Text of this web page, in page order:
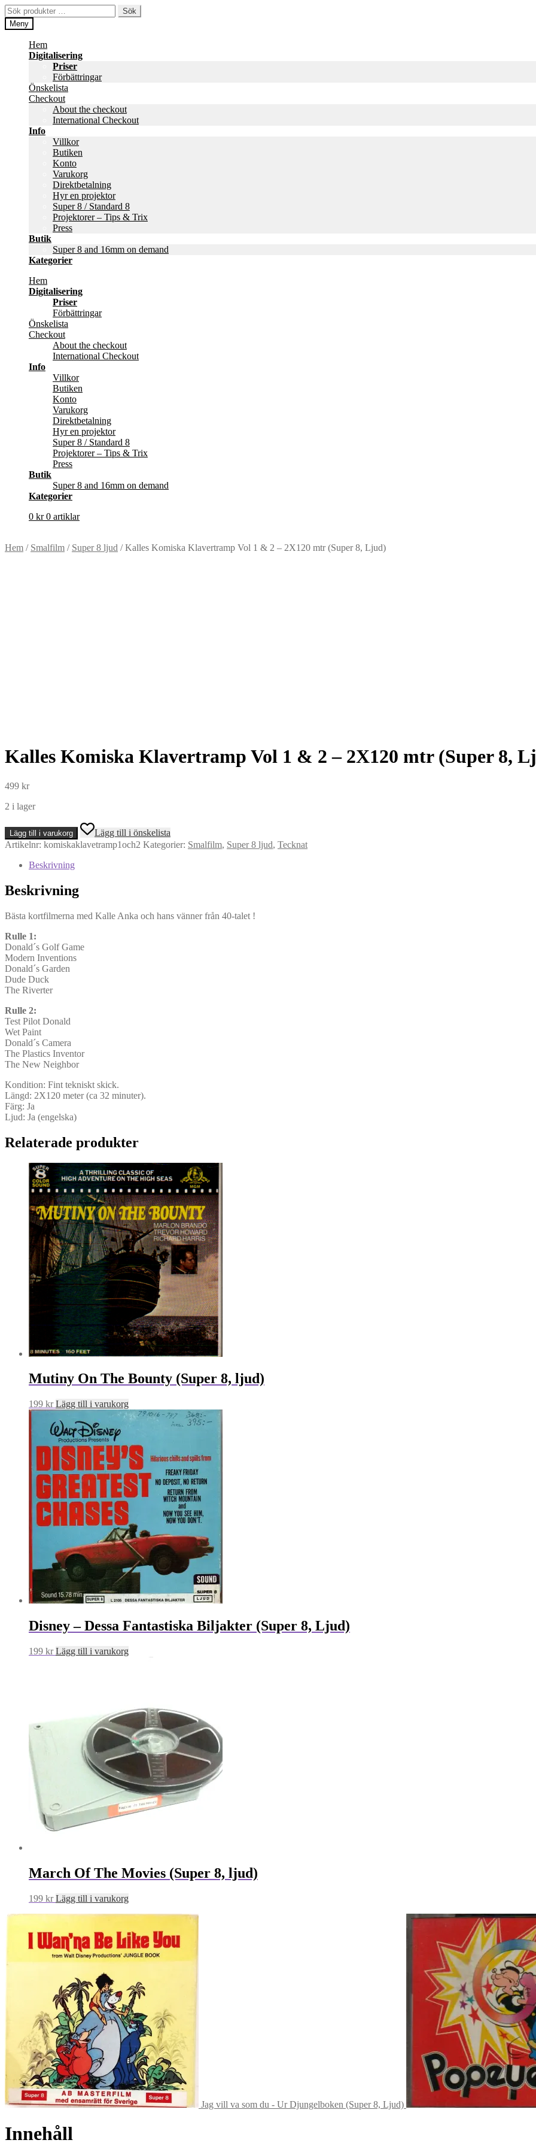
Hoppa
till
navigering
Hoppa
till
innehåll
Sök
efter:
Sök
Meny
Hem
Digitalisering
Priser
Förbättringar
Önskelista
Checkout
About the checkout
International Checkout
Info
Villkor
Butiken
Konto
Varukorg
Direktbetalning
Hyr en projektor
Super 8 / Standard 8
Projektorer – Tips & Trix
Press
Butik
Super 8 and 16mm on demand
Kategorier
Hem
Digitalisering
Priser
Förbättringar
Önskelista
Checkout
About the checkout
International Checkout
Info
Villkor
Butiken
Konto
Varukorg
Direktbetalning
Hyr en projektor
Super 8 / Standard 8
Projektorer – Tips & Trix
Press
Butik
Super 8 and 16mm on demand
Kategorier
0 kr 0 artiklar
Hem / Smalfilm / Super 8 ljud /Kalles Komiska Klavertramp Vol 1 & 2 – 2X120 mtr (Super 8, Ljud)
Kalles Komiska Klavertramp Vol 1 & 2 – 2X120 mtr (Super 8,
499 kr
2 i lager
Kalles
Komiska
Klavertramp
2
2X120
(Super
8,
Ljud)
mängd
Lägg till i varukorg
Lägg till i önskelista
Artikelnr: komiskaklavetramp1och2 Kategorier: Smalfilm, Super 8 ljud, Tecknat
Beskrivning
Beskrivning
Bästa kortfilmerna med Kalle Anka och hans vänner från 40-talet !
Rulle 1:
Donald´s Golf Game
Modern Inventions
Donald´s Garden
Dude Duck
The Riverter
Rulle 2:
Test Pilot Donald
Wet Paint
Donald´s Camera
The Plastics Inventor
The New Neighbor
Kondition: Fint tekniskt skick.
Längd: 2X120 meter (ca 32 minuter).
Färg: Ja
Ljud: Ja (engelska)
Relaterade produkter
Mutiny On The Bounty (Super 8, ljud)
199 kr Lägg till i varukorg
Disney – Dessa Fantastiska Biljakter (Super 8, Ljud)
199 kr Lägg till i varukorg
March Of The Movies (Super 8, ljud)
199 kr Lägg till i varukorg
Jag vill va som du - Ur Djungelboken (Super 8, Ljud)
Innehåll